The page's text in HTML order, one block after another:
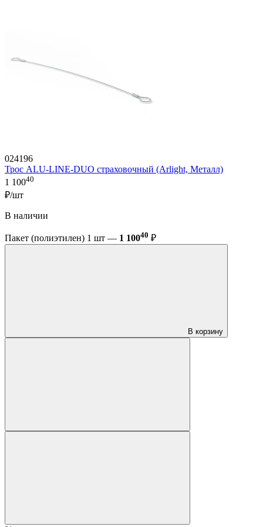
024196
Трос ALU-LINE-DUO страховочный (Arlight, Металл)
1 10040
₽/шт
В наличии
Пакет (полиэтилен) 1 шт — 1 10040 ₽
В корзину